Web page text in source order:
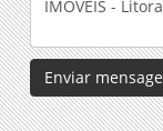
Enviar